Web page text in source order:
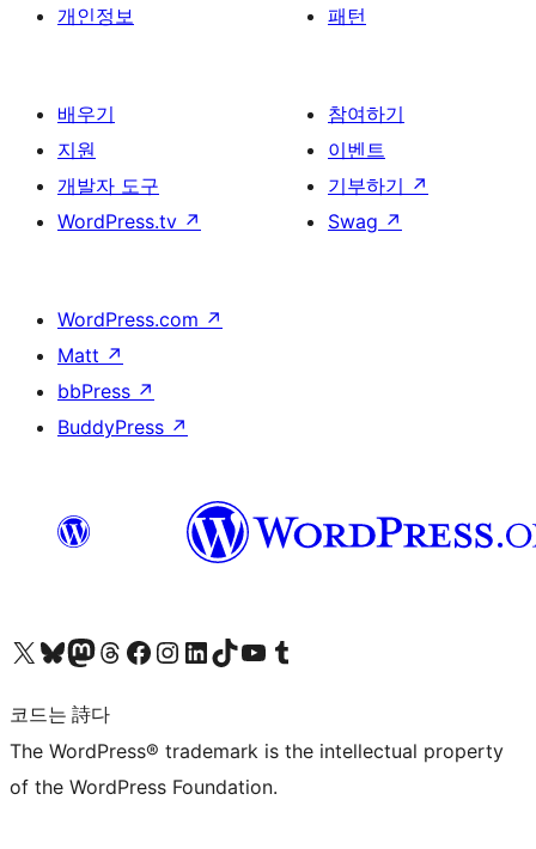
개인정보
패턴
배우기
지원
개발자 도구
WordPress.tv ↗
참여하기
이벤트
기부하기 ↗
Swag ↗
WordPress.com ↗
Matt ↗
bbPress ↗
BuddyPress ↗
X(이전 트위터) 계정 방문하기블루스카이 계정 방문하기마스토돈 계정 방문하기스레드 계정 방문하기 페이스북 페이지 방문하기인스타그램 계정 방문하기 LinkedIn 계정 방문하기틱톡 계정 방문하기유튜브 채널 방문하기 텀블러 계정 방문하기
코드는 詩다
The WordPress® trademark is the intellectual property
of the WordPress Foundation.